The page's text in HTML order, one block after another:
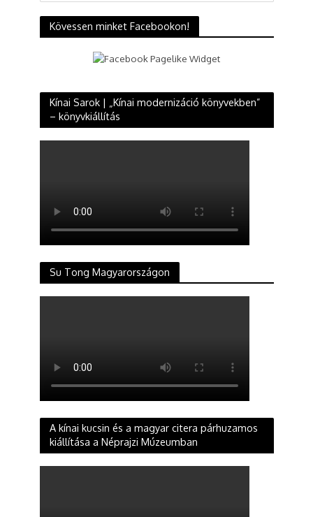
Kövessen minket Facebookon!
Kínai Sarok | „Kínai modernizáció könyvekben”
– könyvkiállítás
Su Tong Magyarországon
A kínai kucsin és a magyar citera párhuzamos
kiállítása a Néprajzi Múzeumban